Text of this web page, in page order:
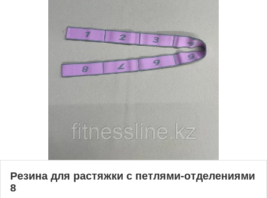
Резина для растяжки с петлями-отделениями
8